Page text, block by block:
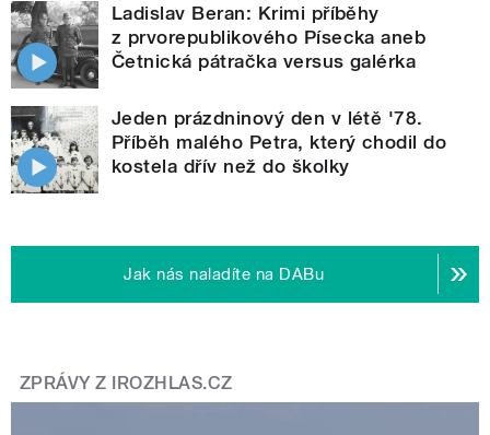
Ladislav Beran: Krimi příběhy
z prvorepublikového Písecka aneb
Četnická pátračka versus galérka
Jeden prázdninový den v létě '78.
Příběh malého Petra, který chodil do
kostela dřív než do školky
Jak nás naladíte na DABu
ZPRÁVY Z IROZHLAS.CZ